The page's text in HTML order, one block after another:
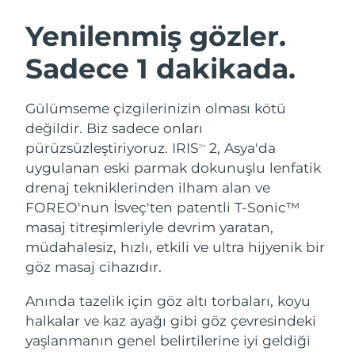
Yenilenmiş gözler.
Sadece 1 dakikada.
Gülümseme çizgilerinizin olması kötü
değildir. Biz sadece onları
pürüzsüzleştiriyoruz. IRISTM
2, Asya'da
uygulanan eski parmak dokunuşlu lenfatik
drenaj tekniklerinden ilham alan ve
FOREO'nun İsveç'ten patentli T-Sonic™
masaj titreşimleriyle devrim yaratan,
müdahalesiz, hızlı, etkili ve ultra hijyenik bir
göz masaj cihazıdır.
Anında tazelik için göz altı torbaları, koyu
halkalar ve kaz ayağı gibi göz çevresindeki
yaşlanmanın genel belirtilerine iyi geldiği
LUNA™ 4 seti
Anti-aging massage
LUNA™ 4 Plus
Massage, LED heating
For men, anti-aging massage
BEAR™ 2 seti
Microcurrent toning
BEAR™ 2 go
Microcurrent toning on-the-go
Microcurrent line smoothing device
Nemlendirme
UFO™ 3 seti
Deep facial hydration
UFO™ 3 LED
Near-infrared and red light therapy
device
Ağız bakımı
issa™ 4
Hybrid silicone sonic toothbrush
issa™ 4 plus
Smart hybrid silicone sonic toothbrush
FAQ™ YAŞLANMA KARŞITI BAKIM
Yaşlanma karşıtı LED bakım
Avustralya
Tahmini teslim tarihi
13/08/2026
Avusturya
Tahmini teslim tarihi
Bahreyn
Tahmini teslim tarihi
11/08/2026
Belçika
Tahmini teslim tarihi
Bermuda
Tahmini teslim tarihi
Bosna-Hersek
Tahmini teslim tarihi
13/08/2026
Tahmini teslim tarihi